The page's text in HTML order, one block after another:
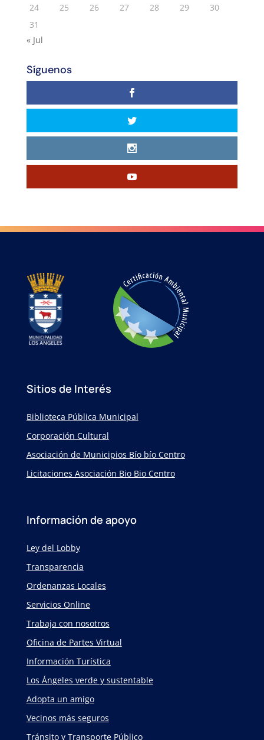
24
25 26 27 28 29
30
31
« Jul
Síguenos
Sitios de Interés
Biblioteca Pública Municipal
Corporación Cultural
Asociación de Municipios Bío bío Centro
Licitaciones Asociación Bio Bio Centro
Información de apoyo
Ley del Lobby
Transparencia
Ordenanzas Locales
Servicios Online
Trabaja con nosotros
Oficina de Partes Virtual
Información Turística
Los Ángeles verde y sustentable
Adopta un amigo
Vecinos más seguros
Tránsito y Transporte Público